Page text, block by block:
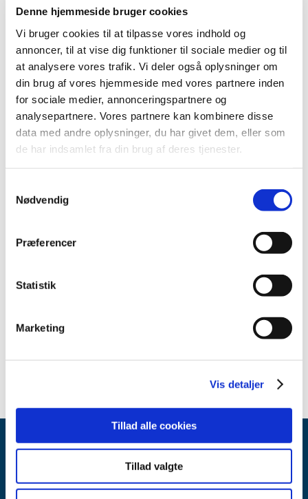
Denne hjemmeside bruger cookies
Vi bruger cookies til at tilpasse vores indhold og
annoncer, til at vise dig funktioner til sociale medier og til
at analysere vores trafik. Vi deler også oplysninger om
din brug af vores hjemmeside med vores partnere inden
for sociale medier, annonceringspartnere og
analysepartnere. Vores partnere kan kombinere disse
data med andre oplysninger, du har givet dem, eller som
de har indsamlet fra din brug af deres tjenester.
Nødvendig
Præferencer
Statistik
Marketing
Vis detaljer
Tillad alle cookies
Tillad valgte
Parkinsons sygdom
Svar på Medicintilskudsnævnets høring over
forslag til tilskudsstatus for lægemidler mod
migræne
Svar på Medicintilskudsnævnets høring over
forslag til tilskudsstatus for lægemidler mod ADHD
Medicintilskudsnævnet har drøftet høringssvarene på sit
møde den 23. august 2016 og arbejder nu på de endelige
Kontakt
Specialkonsulent
Status for revurdering af lægemidlers tilskud